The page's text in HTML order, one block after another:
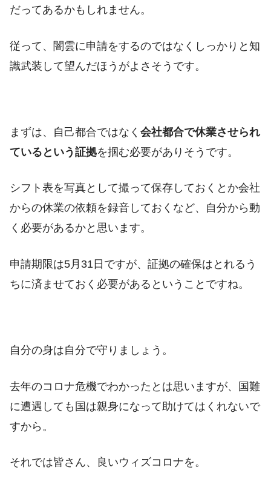
だってあるかもしれません。
従って、闇雲に申請をするのではなくしっかりと知
識武装して望んだほうがよさそうです。
まずは、自己都合ではなく 会社都合で休業させられ
ているという証拠を掴む必要がありそうです。
シフト表を写真として撮って保存しておくとか会社
からの休業の依頼を録音しておくなど、自分から動
く必要があるかと思います。
申請期限は5月31日ですが、証拠の確保はとれるう
ちに済ませておく必要があるということですね。
自分の身は自分で守りましょう。
去年のコロナ危機でわかったとは思いますが、国難
に遭遇しても国は親身になって助けてはくれないで
すから。
それでは皆さん、良いウィズコロナを。